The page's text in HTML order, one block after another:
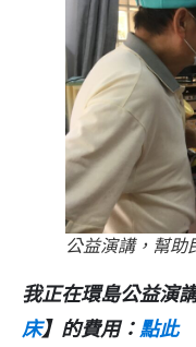
公益演講，幫助
我正在環島公益演
床】的費用： 點此